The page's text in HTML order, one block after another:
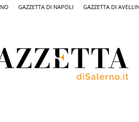
GAZZETTA DI NAPOLI GAZZETTA DI
Salerno,
il
quotidiano